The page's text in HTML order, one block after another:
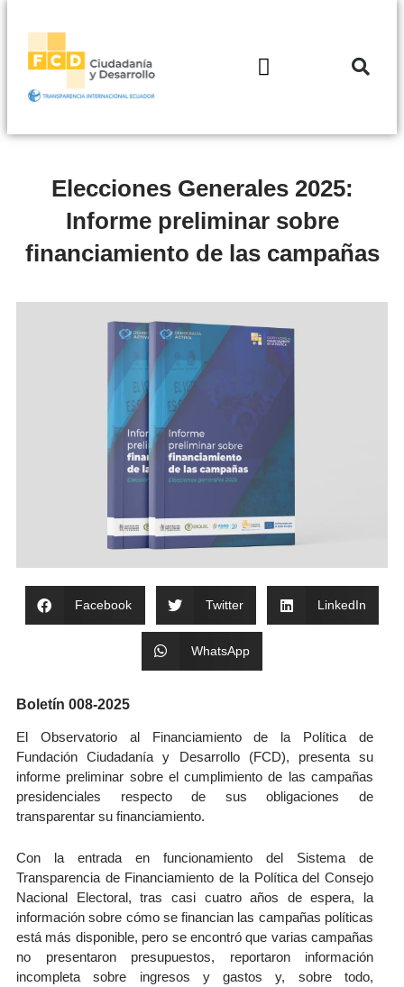
Elecciones Generales 2025:
Informe preliminar sobre
financiamiento de las campañas
Facebook Twitter LinkedIn
WhatsApp
Boletín 008-2025
El Observatorio al Financiamiento de la Política de
Fundación Ciudadanía y Desarrollo (FCD), presenta su
informe preliminar sobre el cumplimiento de las campañas
presidenciales respecto de sus obligaciones de
transparentar su financiamiento.
Con la entrada en funcionamiento del Sistema de
Transparencia de Financiamiento de la Política del Consejo
Nacional Electoral, tras casi cuatro años de espera, la
información sobre cómo se financian las campañas políticas
está más disponible, pero se encontró que varias campañas
no presentaron presupuestos, reportaron información
incompleta sobre ingresos y gastos y, sobre todo,